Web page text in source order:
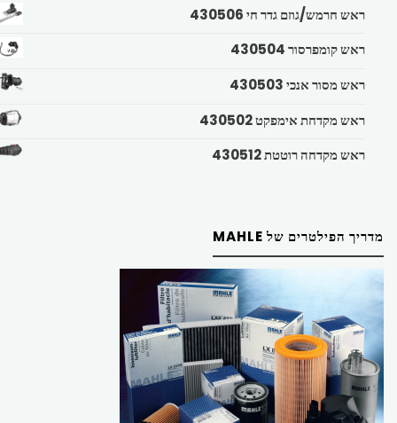
ראש חרמש/גוזם גדר חי 430506
ראש קומפרסור 430504
ראש מסור אנכי 430503
ראש מקדחת אימפקט 430502
ראש מקדחה רוטטת 430512
מדריך הפילטרים של MAHLE